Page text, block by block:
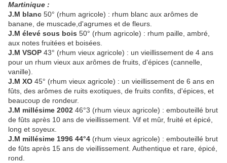
Martinique :
J.M blanc 50° (rhum agricole) : rhum blanc aux arômes de
banane, de muscade,d'agrumes et de fleurs.
J.M élevé sous bois 50° (rhum agricole) : rhum paille, ambré,
aux notes fruitées et boisées.
J.M VSOP 43° (rhum vieux agricole) : un vieillissement de 4 ans
pour un rhum vieux aux arômes de fruits, d'épices (cannelle,
vanille).
J.M XO 45° (rhum vieux agricole) : un vieillissement de 6 ans en
fûts, des arômes de ruits exotiques, de fruits confits, d'épices, et
beaucoup de rondeur.
J.M millésime 2002 46°3 (rhum vieux agricole) : embouteillé brut
de fûts après 10 ans de vieillissement. Vif et mûr, fruité et épicé,
long et soyeux.
J.M millésime 1996 44°4 (rhum vieux agricole) : embouteillé brut
de fûts après 15 ans de vieillissement. Authentique et rare, épicé,
rond.